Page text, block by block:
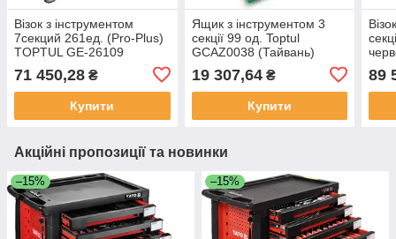
Візок з інструментом
7секций 261ед. (Pro-Plus)
TOPTUL GE-26109
71 450,28 ₴
Купити
Ящик з інструментом 3
секції 99 од. Toptul
GCAZ0038 (Тайвань)
19 307,64₴
Купити
89
Акційні пропозиції та новинки
–15% –15%